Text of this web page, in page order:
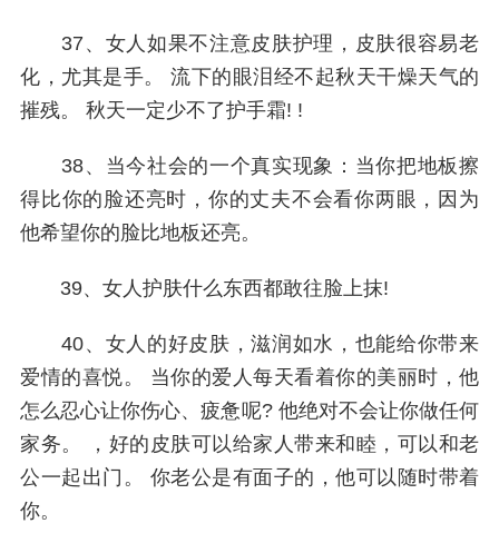
37、女人如果不注意皮肤护理，皮肤很容易老
化，尤其是手。 流下的眼泪经不起秋天干燥天气的
摧残。 秋天一定少不了护手霜! !
38、当今社会的一个真实现象：当你把地板擦
得比你的脸还亮时，你的丈夫不会看你两眼，因为
他希望你的脸比地板还亮。
39、女人护肤什么东西都敢往脸上抹!
40、女人的好皮肤，滋润如水，也能给你带来
爱情的喜悦。 当你的爱人每天看着你的美丽时，他
怎么忍心让你伤心、疲惫呢? 他绝对不会让你做任何
家务。 ，好的皮肤可以给家人带来和睦，可以和老
公一起出门。 你老公是有面子的，他可以随时带着
你。